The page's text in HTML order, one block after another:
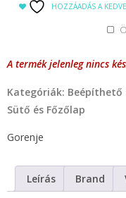
BPSA6747A08BG+Főzőlap
HOZZÁADÁS A
A termék jelenleg nincs
Kategóriák: Beépíthető
Sütő és Főzőlap
Gorenje
Leírás Brand